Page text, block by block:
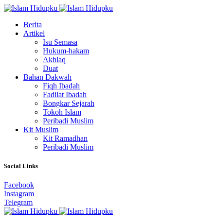
Berita
Artikel
Isu Semasa
Hukum-hakam
Akhlaq
Duat
Bahan Dakwah
Fiqh Ibadah
Fadilat Ibadah
Bongkar Sejarah
Tokoh Islam
Peribadi Muslim
Kit Muslim
Kit Ramadhan
Peribadi Muslim
Social Links
Facebook
Instagram
Telegram